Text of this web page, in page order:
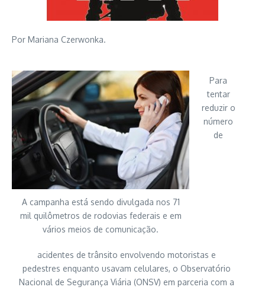
Por Mariana Czerwonka.
A campanha está sendo divulgada nos 71
mil quilômetros de rodovias federais e em
vários meios de comunicação.
Para
tentar
reduzir o
número
de
acidentes de trânsito envolvendo motoristas e
pedestres enquanto usavam celulares, o Observatório
Nacional de Segurança Viária (ONSV) em parceria com a